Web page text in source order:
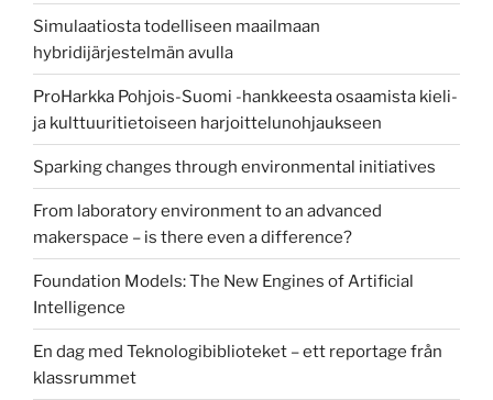
Simulaatiosta todelliseen maailmaan
hybridijärjestelmän avulla
ProHarkka Pohjois-Suomi -hankkeesta osaamista kieli-
ja kulttuuritietoiseen harjoittelunohjaukseen
Sparking changes through environmental initiatives
From laboratory environment to an advanced
makerspace – is there even a difference?
Foundation Models: The New Engines of Artificial
Intelligence
En dag med Teknologibiblioteket – ett reportage från
klassrummet